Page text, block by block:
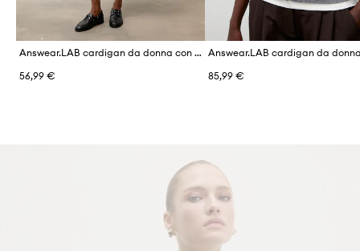
Answear.LAB cardigan da donna con viscosa
56,99 €
85,99 €